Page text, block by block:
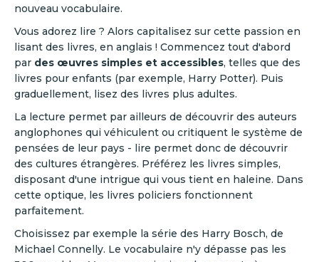
nouveau vocabulaire.
Vous adorez lire ? Alors capitalisez sur cette passion en
lisant des livres, en anglais ! Commencez tout d'abord
par des œuvres simples et accessibles, telles que des
livres pour enfants (par exemple, Harry Potter). Puis
graduellement, lisez des livres plus adultes.
La lecture permet par ailleurs de découvrir des auteurs
anglophones qui véhiculent ou critiquent le système de
pensées de leur pays - lire permet donc de découvrir
des cultures étrangères. Préférez les livres simples,
disposant d'une intrigue qui vous tient en haleine. Dans
cette optique, les livres policiers fonctionnent
parfaitement.
Choisissez par exemple la série des Harry Bosch, de
Michael Connelly. Le vocabulaire n'y dépasse pas les